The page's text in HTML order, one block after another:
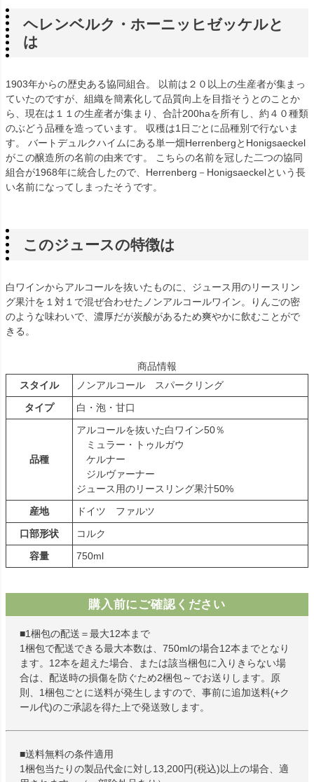
ヘレンベルク・ホーニッヒゼッケルと
は
1903年からの歴史ある協同組合。 以前は２０以上の生産者が集まっ
ていたのですが、組織を簡素化して品質向上を目指そうとのことか
ら、現在は１１の生産者が集まり、合計200haを所有し、約４０種類
のぶどう品種を造っています。 収穫は1日ごとに品種別で行ないま
す。 バートデュルクハイムにある単一畑HerrenbergとHonigsaeckel
がこの醸造所の名前の由来です。 こちらの名前を冠した二つの協同
組合が1968年に統合したので、Herrenberg－Honigsaeckelという長
い名前になってしまったそうです。
このジュースの特徴は
白ワインからアルコールを抜いたものに、ジュース用のリースリン
グ果汁を１対１で混ぜ合わせたノンアルコールワイン。りんごの密
のような味わいで、濃厚だが炭酸があるため爽やかに飲むことがで
きる。
商品情報
スタイル
ノンアルコール スパークリング
タイプ
白・泡・甘口
品種
アルコールを抜いた白ワイン50％
ミュラー・トゥルガウ
ケルナー
ジルヴァーナー
ジュース用のリースリング果汁50%
産地
ドイツ ファルツ
口部形状
コルク
容量
750ml
購入前にご確認ください
■1梱包の配送＝最大12本まで
1梱包で配送できる最大本数は、750mlの場合12本までとなり
ます。12本を超えた場合、または該当梱包に入りきらない場
合は、配送時の損傷を防ぐため2梱包～でお送りします。原
則、1梱包ごとに送料が発生しますので、事前に追加送料(+ク
ール代)のご承認を得た上で発送致します。
■送料無料の条件適用
1梱包当たりの製品代金に対し13,200円(税込)以上の場合、適